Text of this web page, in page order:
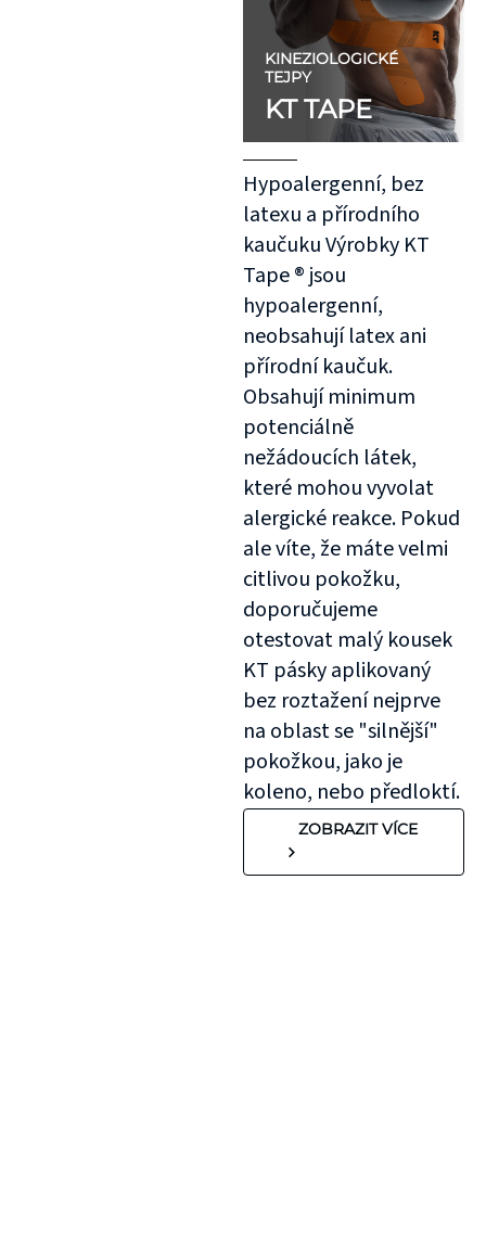
KINEZIOLOGICKÉ
TEJPY
KT TAPE
Hypoalergenní, bez
latexu a přírodního
kaučuku Výrobky KT
Tape ® jsou
hypoalergenní,
neobsahují latex ani
přírodní kaučuk.
Obsahují minimum
potenciálně
nežádoucích látek,
které mohou vyvolat
alergické reakce. Pokud
ale víte, že máte velmi
citlivou pokožku,
doporučujeme
otestovat malý kousek
KT pásky aplikovaný
bez roztažení nejprve
na oblast se "silnější"
pokožkou, jako je
koleno, nebo předloktí.
ZOBRAZIT VÍCE